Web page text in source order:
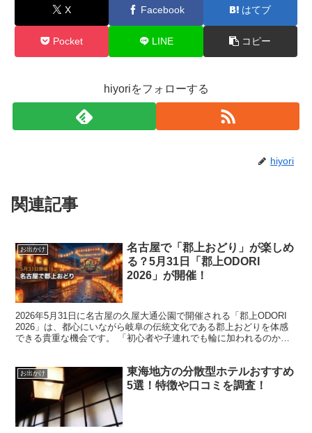
X Facebook はてブ
Pocket LINE コピー
hiyoriをフォローする
hiyori
関連記事
お出かけ
名古屋で「郡上おどり」が楽しめ
る？5月31日「郡上ODORI
2026」が開催！
2026年5月31日に名古屋の久屋大通公園で開催される「郡上ODORI
2026」は、都心にいながら岐阜の伝統文化である郡上おどりを体感
できる貴重な機会です。 「初心者や子連れでも輪に加われるのか」
お出かけ
東海地方の分散型ホテルおすすめ
5選！特徴や口コミを調査！